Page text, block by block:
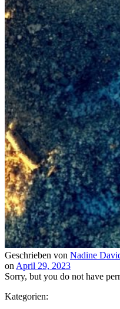
Geschrieben von Nadine
on April 29, 2023
Sorry, but you do not have
Kategorien: